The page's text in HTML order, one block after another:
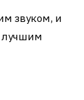
звуком, и
лучшим